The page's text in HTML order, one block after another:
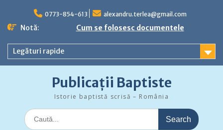
content
0773-854-613 alexandru.terlea@gmail.com
Notă: Cum se folosesc documentele
Legături rapide
Publicații Baptiste
Istorie baptistă scrisă – România
Search
for: